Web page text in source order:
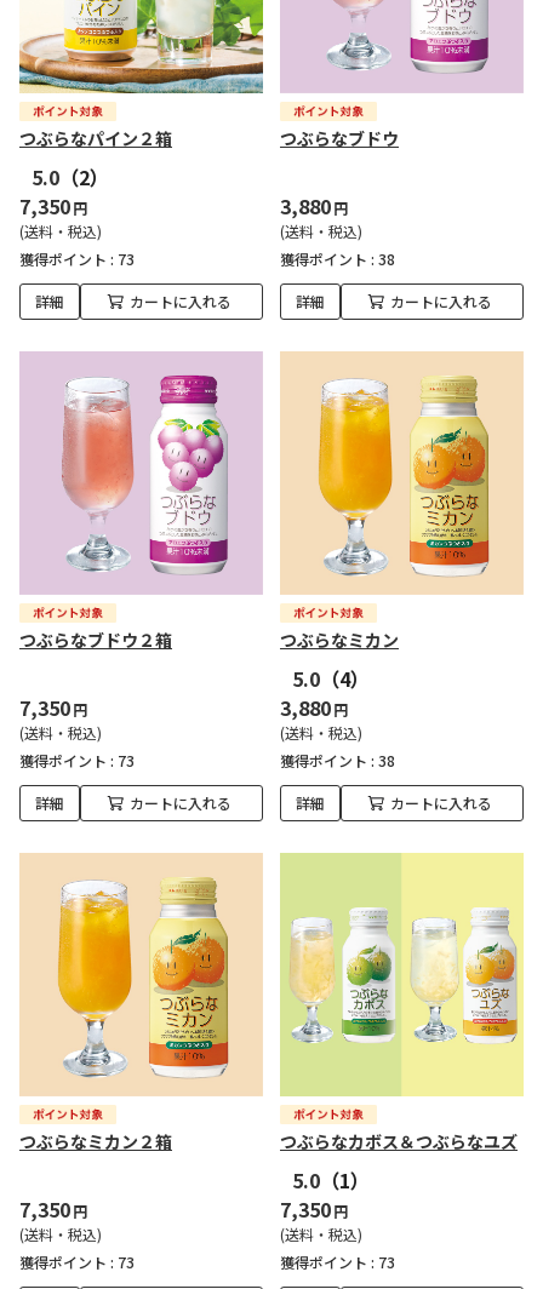
つぶらなパイン２箱
5.0 （2）
7,350円
(送料・税込)
獲得ポイント : 73
詳細 カートに入れる
つぶらなブドウ
3,880円
(送料・税込)
獲得ポイント : 38
詳細 カートに入れる
つぶらなブドウ２箱
7,350円
(送料・税込)
獲得ポイント : 73
詳細 カートに入れる
つぶらなミカン
5.0 （4）
3,880円
(送料・税込)
獲得ポイント : 38
詳細 カートに入れる
つぶらなミカン２箱
7,350円
(送料・税込)
獲得ポイント : 73
つぶらなカボス＆つぶらなユズ
5.0 （1）
7,350円
(送料・税込)
獲得ポイント : 73